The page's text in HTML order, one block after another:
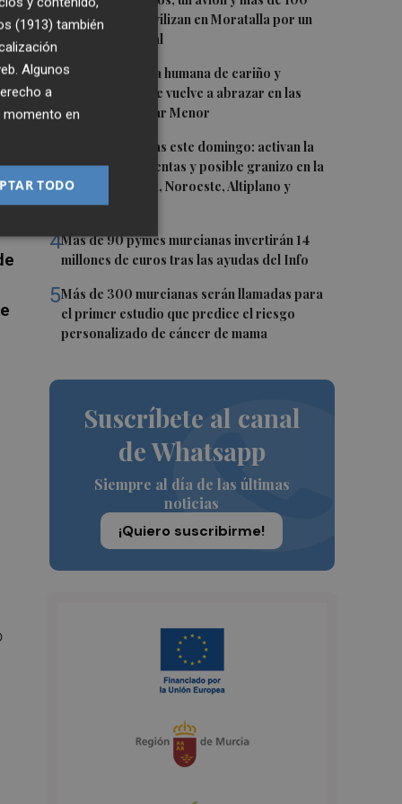
brigadas se movilizan en Moratalla por un
incendio forestal
2Una gran cadena humana de cariño y
reivindicación se vuelve a abrazar en las
playas por el Mar Menor
Vuelven las lluvias este domingo: activan la
alerta por tormentas y posible granizo en la
Vega del Segura, Noroeste, Altiplano y
Guadalentín
4Más de 90 pymes murcianas invertirán 14
millones de euros tras las ayudas del Info
5Más de 300 murcianas serán llamadas para
el primer estudio que predice el riesgo
personalizado de cáncer de mama
Suscríbete al canal
de Whatsapp
Siempre al día de las últimas
noticias
¡Quiero suscribirme!
(1913) también
Algunos
a
momento en
TODO